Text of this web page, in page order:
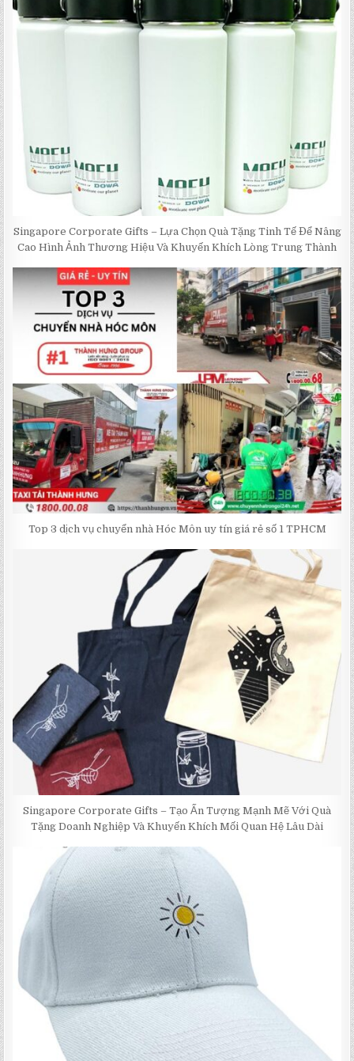
Singapore Corporate Gifts – Lựa Chọn Quà Tặng Tinh Tế Để Nâng
Cao Hình Ảnh Thương Hiệu Và Khuyến Khích Lòng Trung Thành
Top 3 dịch vụ chuyển nhà Hóc Môn uy tín giá rẻ số 1 TPHCM
Singapore Corporate Gifts – Tạo Ấn Tượng Mạnh Mẽ Với Quà
Tặng Doanh Nghiệp Và Khuyến Khích Mối Quan Hệ Lâu Dài